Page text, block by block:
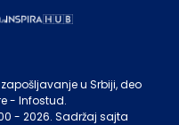
u Srbiji, deo
- Infostud.
- 2026. Sadržaj sajta